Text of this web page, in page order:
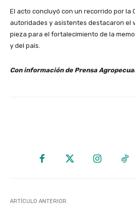
El acto concluyó con un recorrido por la
autoridades y asistentes destacaron el
pieza para el fortalecimiento de la
y del país.
Con información de Prensa
ARTÍCULO ANTERIOR